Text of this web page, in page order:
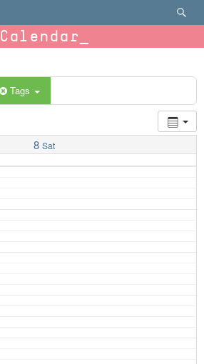
Calendar
Tags
8 Sat